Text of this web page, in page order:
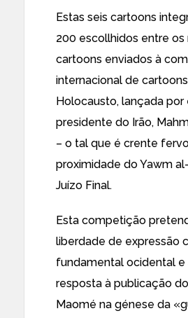
Estas seis cartoons
200 escollhidos entre os
cartoons enviados à
internacional de cartoons
Holocausto, lançada
presidente do Irão,
– o tal que é crente
proximidade doYawm
Juízo Final.
Esta competição
liberdade de expressão
fundamental ocidental e
resposta à publicação
Maomé na génese da